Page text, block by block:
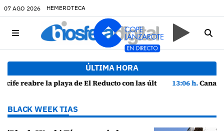
07 AGO 2026 HEMEROTECA
ÚLTIMA HORA
mostrando "una buena calidad de las aguas para el baño"
13:06 h.Canarias lidera el crecimiento económico y consolida su
BLACK WEEK TIAS